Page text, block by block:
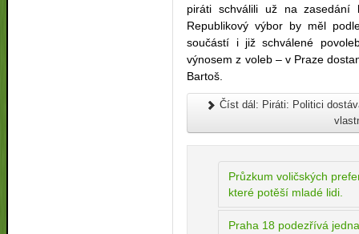
piráti schválili už na zasedání
Republikový výbor by měl
součástí i již schválené
výnosem z voleb – v Praze
Bartoš.
Číst dál: Piráti: Politici
Průzkum voličských
které potěší mladé lidi.
Praha 18 podezřívá